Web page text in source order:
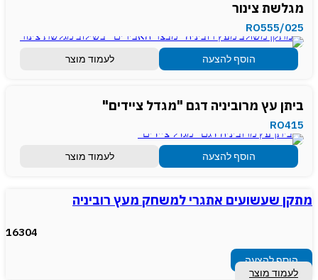
מגלשת צינור
RO555/025
הוסף להצעה לעמוד מוצר
ביתן עץ מרוביניה דגם "מגדל ציידים"
RO415
הוסף להצעה לעמוד מוצר
מתקן שעשועים אתגרי למשחק מעץ רוביניה
16304
הוסף להצעה
לעמוד מוצר